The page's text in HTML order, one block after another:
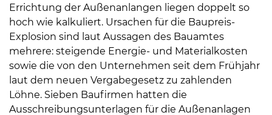
Errichtung der Außenanlangen liegen doppelt so
hoch wie kalkuliert. Ursachen für die Baupreis-
Explosion sind laut Aussagen des Bauamtes
mehrere: steigende Energie- und Materialkosten
sowie die von den Unternehmen seit dem Frühjahr
laut dem neuen Vergabegesetz zu zahlenden
Löhne. Sieben Baufirmen hatten die
Ausschreibungsunterlagen für die Außenanlagen